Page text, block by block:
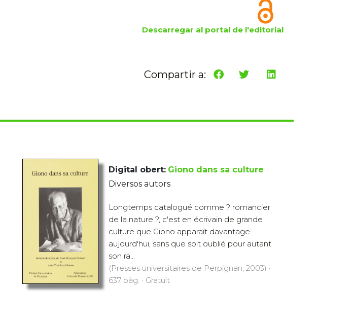
Descarregar al portal de l'editorial
Compartir a:
Digital obert: Giono dans sa culture
Diversos autors
Longtemps catalogué comme ? romancier
de la nature ?, c'est en écrivain de grande
culture que Giono apparaît davantage
aujourd'hui, sans que soit oublié pour autant
son ra...
(Presses universitaires de Perpignan, 2003) ·
637 pàg. · Gratuït